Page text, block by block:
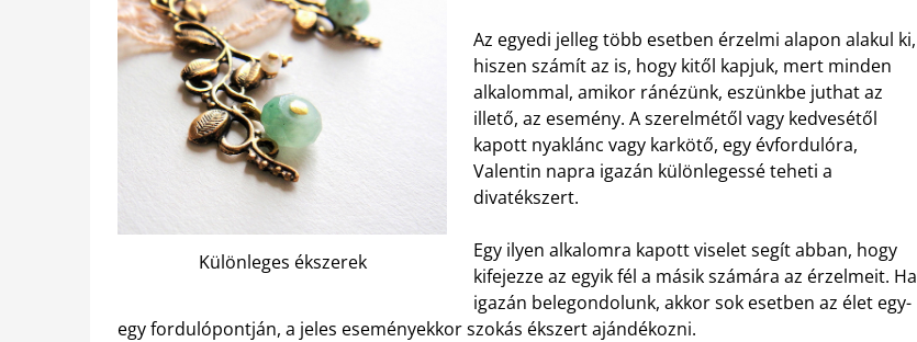
Különleges ékszerek
Az egyedi jelleg több esetben érzelmi alapon alakul ki,
hiszen számít az is, hogy kitől kapjuk, mert minden
alkalommal, amikor ránézünk, eszünkbe juthat az
illető, az esemény. A szerelmétől vagy kedvesétől
kapott nyaklánc vagy karkötő, egy évfordulóra,
Valentin napra igazán különlegessé teheti a
divatékszert.
Egy ilyen alkalomra kapott viselet segít abban, hogy
kifejezze az egyik fél a másik számára az érzelmeit. Ha
igazán belegondolunk, akkor sok esetben az élet egy-
egy fordulópontján, a jeles eseményekkor szokás ékszert ajándékozni.